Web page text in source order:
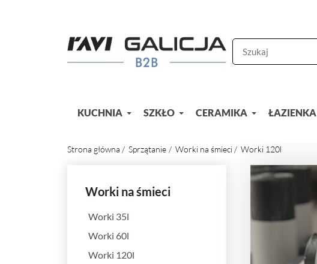
KUCHNIA SZKŁO CERAMIKA ŁAZIENKA
Strona główna Sprzątanie Worki na śmieci Worki 120l
Worki na śmieci
Worki 35l
Worki 60l
Worki 120l